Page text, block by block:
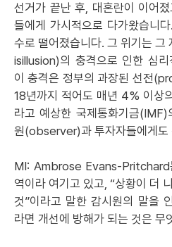
선거가 끝난 후, 대혼란이 이어
들에게 가시적으로 다가왔습니
수로 떨어졌습니다. 그 위기는 그
isillusion)의 충격으로 인한 심
이 충격은 정부의 과장된 선전
18년까지 적어도 매년 4% 이상
라고 예상한 국제통화기금(IMF)
원(observer)과 투자자들에게도
MI: Ambrose Evans-Pritchard
역이라 여기고 있고, “상황이 더
것”이라고 말한 감시원의 말을
라면 개선에 방해가 되는 것은 무